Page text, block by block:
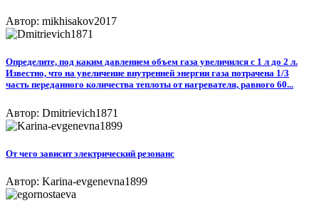
Автор: mikhisakov2017
Определите, под каким давлением объем газа увеличился с 1 л до 2 л.
Известно, что на увеличение внутренней энергии газа потрачена 1/3
часть переданного количества теплоты от нагревателя, равного 60...
Автор: Dmitrievich1871
От чего зависит электрический резонанс
Автор: Karina-evgenevna1899